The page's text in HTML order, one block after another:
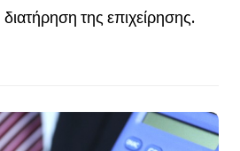
της επιχείρησης.